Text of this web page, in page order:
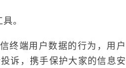
。
终端用户数据的行为，用户
诉，携手保护大家的信息安